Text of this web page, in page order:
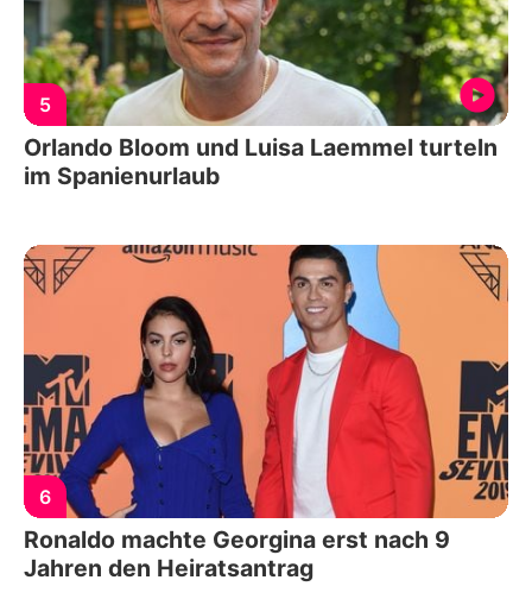
5
Orlando Bloom und Luisa Laemmel turteln
im Spanienurlaub
6
Ronaldo machte Georgina erst nach 9
Jahren den Heiratsantrag